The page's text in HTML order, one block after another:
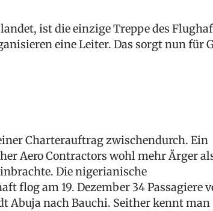
ist die einzige Treppe des
eine Leiter. Das sorgt nun für
Charterauftrag zwischendurch. Ein
Aero Contractors wohl mehr Ärger
Die nigerianische
flog am 19. Dezember 34 Passagiere
Abuja nach Bauchi. Seither kennt man